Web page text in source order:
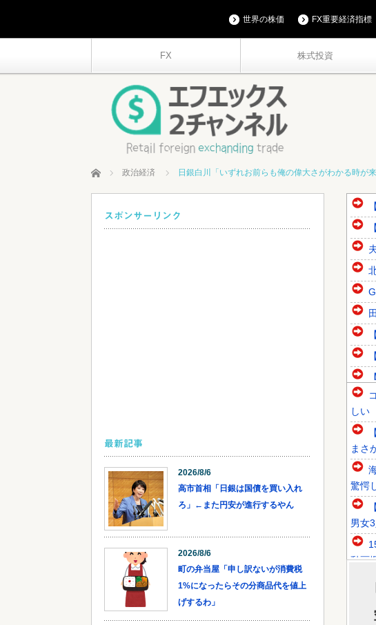
FX 株式投資
世界の株価 FX重要経済指標
ホーム 政治経済 日銀白川「いずれお前らも俺の偉大さがわかる時が
【
しい
まさ
驚愕
男女
動画
カ
スポンサーリンク
最新記事
2026/8/6
高市首相「日銀は国債を買い入れ
ろ」←また円安が進行するやん
2026/8/6
町の弁当屋「申し訳ないが消費税
1%になったらその分商品代を値上
げするわ」